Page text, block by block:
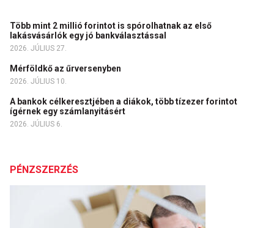
Több mint 2 millió forintot is spórolhatnak az első
lakásvásárlók egy jó bankválasztással
2026. JÚLIUS 27.
Mérföldkő az űrversenyben
2026. JÚLIUS 10.
A bankok célkeresztjében a diákok, több tízezer forintot
ígérnek egy számlanyitásért
2026. JÚLIUS 6.
PÉNZSZERZÉS